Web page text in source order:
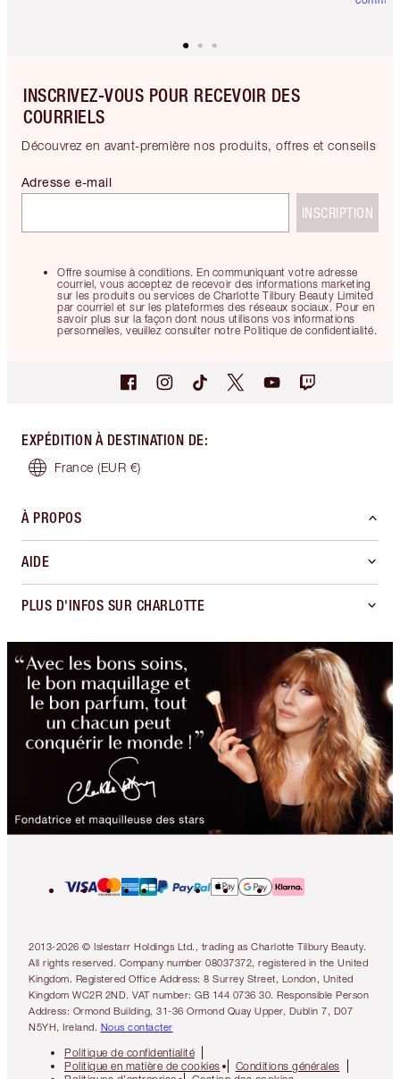
INSCRIVEZ-VOUS POUR RECEVOIR DES
COURRIELS
Découvrez en avant-première nos produits, offres et conseils
Offre soumise à conditions. En communiquant votre adresse
courriel, vous acceptez de recevoir des informations marketing
sur les produits ou services de Charlotte Tilbury Beauty Limited
par courriel et sur les plateformes des réseaux sociaux. Pour en
savoir plus sur la façon dont nous utilisons vos informations
personnelles, veuillez consulter notre Politique de confidentialité.
Adresse e-mail
INSCRIPTION
EXPÉDITION À DESTINATION DE:
France (EUR €)
À PROPOS
AIDE
PLUS D'INFOS SUR CHARLOTTE
2013-2026 © Islestarr Holdings Ltd., trading as Charlotte Tilbury Beauty.
All rights reserved. Company number 08037372, registered in the United
Kingdom. Registered Office Address: 8 Surrey Street, London, United
Kingdom WC2R 2ND. VAT number: GB 144 0736 30. Responsible Person
Address: Ormond Building, 31-36 Ormond Quay Upper, Dublin 7, D07
N5YH, Ireland. Nous contacter
Politique de confidentialité
Politique en matière de cookies
Conditions générales